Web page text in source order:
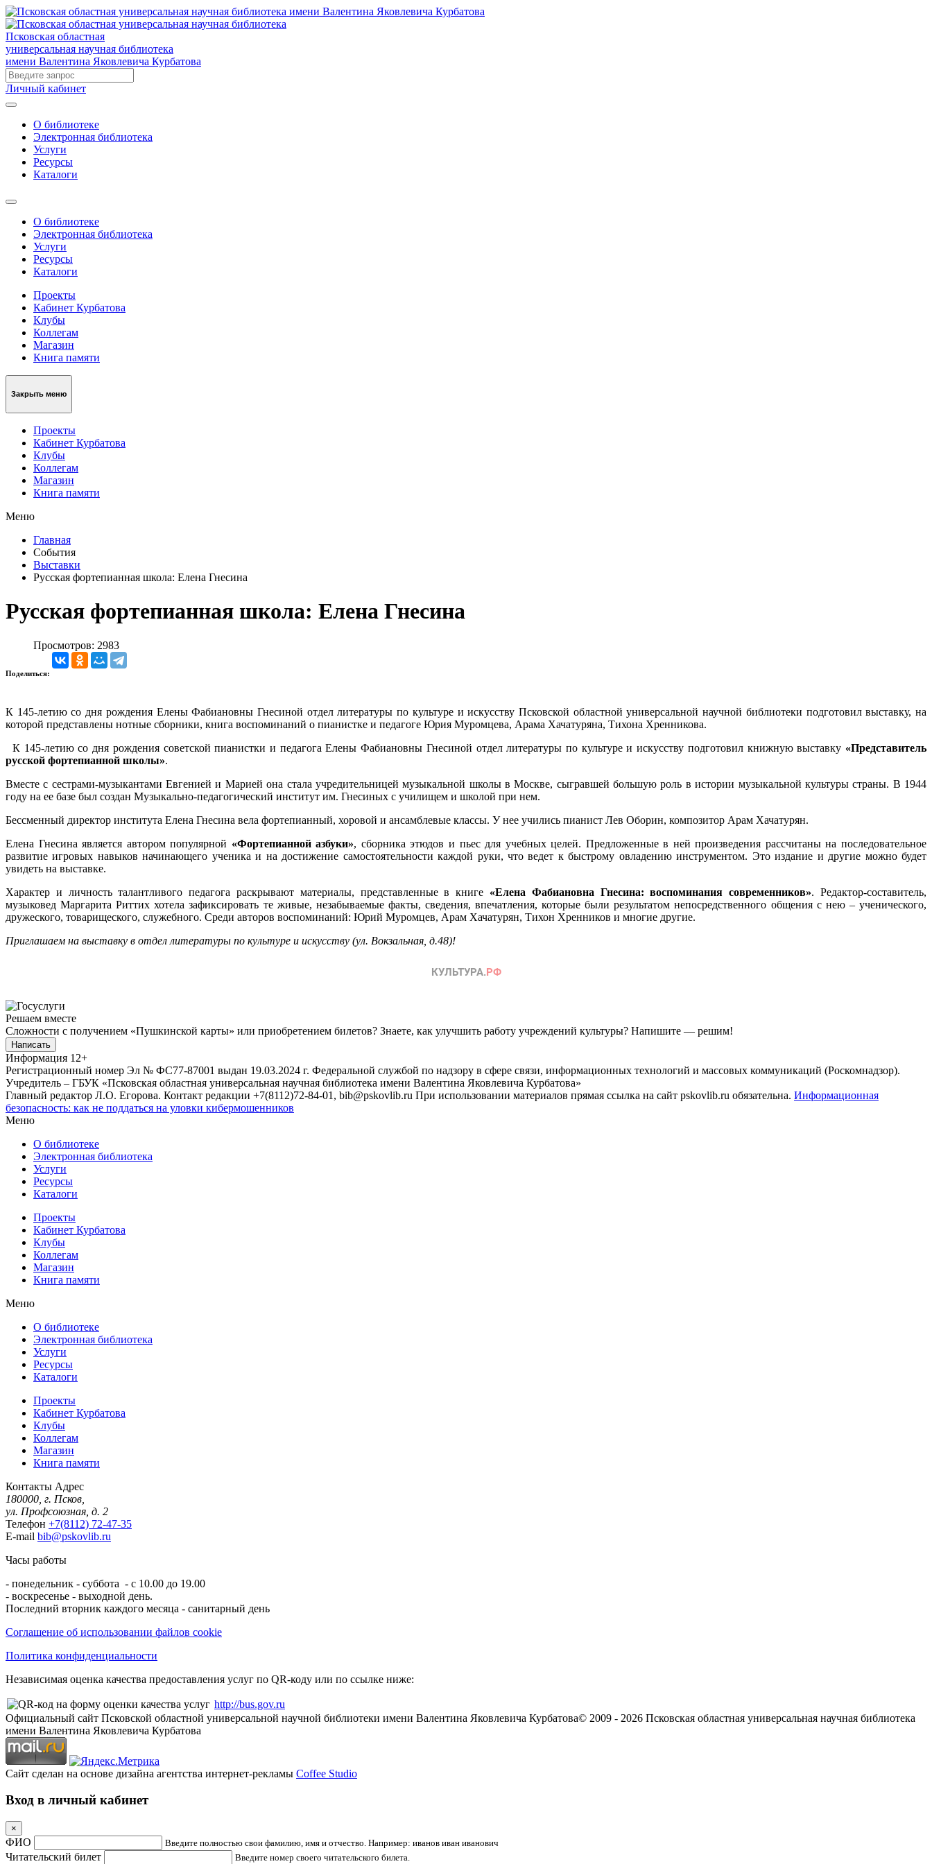
Псковская областная
универсальная научная библиотека
имени Валентина Яковлевича Курбатова
Личный кабинет
О библиотеке
Электронная библиотека
Услуги
Ресурсы
Каталоги
О библиотеке
Электронная библиотека
Услуги
Ресурсы
Каталоги
Проекты
Кабинет Курбатова
Клубы
Коллегам
Магазин
Книга памяти
Закрыть меню
Проекты
Кабинет Курбатова
Клубы
Коллегам
Магазин
Книга памяти
Меню
Главная
События
Выставки
Русская фортепианная школа: Елена Гнесина
Русская фортепианная школа: Елена Гнесина
Просмотров: 2983
Поделиться:
К 145-летию со дня рождения Елены Фабиановны Гнесиной отдел литературы по культуре и искусству Псковской областной универсальной научной библиотеки подготовил выставку, на
которой представлены нотные сборники, книга воспоминаний о пианистке и педагоге Юрия Муромцева, Арама Хачатуряна, Тихона Хренникова.
К 145-летию со дня рождения советской пианистки и педагога Елены Фабиановны Гнесиной отдел литературы по культуре и искусству подготовил книжную выставку «Представитель
русской фортепианной школы».
Вместе с сестрами-музыкантами Евгенией и Марией она стала учредительницей музыкальной школы в Москве, сыгравшей большую роль в истории музыкальной культуры страны. В 1944
году на ее базе был создан Музыкально-педагогический институт им. Гнесиных с училищем и школой при нем.
Бессменный директор института Елена Гнесина вела фортепианный, хоровой и ансамблевые классы. У нее учились пианист Лев Оборин, композитор Арам Хачатурян.
Елена Гнесина является автором популярной «Фортепианной азбуки», сборника этюдов и пьес для учебных целей. Предложенные в ней произведения рассчитаны на последовательное
развитие игровых навыков начинающего ученика и на достижение самостоятельности каждой руки, что ведет к быстрому овладению инструментом. Это издание и другие можно будет
увидеть на выставке.
Характер и личность талантливого педагога раскрывают материалы, представленные в книге «Елена Фабиановна Гнесина: воспоминания современников». Редактор-составитель,
музыковед Маргарита Риттих хотела зафиксировать те живые, незабываемые факты, сведения, впечатления, которые были результатом непосредственного общения с нею ‒ ученического,
дружеского, товарищеского, служебного. Среди авторов воспоминаний: Юрий Муромцев, Арам Хачатурян, Тихон Хренников и многие другие.
Приглашаем на выставку в отдел литературы по культуре и искусству (ул. Вокзальная, д.48)!
Решаем вместе
Сложности с получением «Пушкинской карты» или приобретением билетов? Знаете, как улучшить работу учреждений культуры? Напишите — решим!
Написать
Информация 12+
Регистрационный номер Эл № ФС77-87001 выдан 19.03.2024 г. Федеральной службой по надзору в сфере связи, информационных технологий и массовых коммуникаций (Роскомнадзор).
Учредитель – ГБУК «Псковская областная универсальная научная библиотека имени Валентина Яковлевича Курбатова»
Главный редактор Л.О. Егорова. Контакт редакции +7(8112)72-84-01, bib@pskovlib.ru При использовании материалов прямая ссылка на сайт pskovlib.ru обязательна. Информационная
безопасность: как не поддаться на уловки кибермошенников
Меню
О библиотеке
Электронная библиотека
Услуги
Ресурсы
Каталоги
Проекты
Кабинет Курбатова
Клубы
Коллегам
Магазин
Книга памяти
Меню
О библиотеке
Электронная библиотека
Услуги
Ресурсы
Каталоги
Проекты
Кабинет Курбатова
Клубы
Коллегам
Магазин
Книга памяти
Контакты Адрес
180000, г. Псков,
ул. Профсоюзная, д. 2
Телефон +7(8112) 72-47-35
E-mail bib@pskovlib.ru
Часы работы
- понедельник - суббота - с 10.00 до 19.00
- воскресенье - выходной день.
Последний вторник каждого месяца - санитарный день
Соглашение об использовании файлов cookie
Политика конфиденциальности
Независимая оценка качества предоставления услуг по QR-коду или по ссылке ниже:
http://bus.gov.ru
Официальный сайт Псковской областной универсальной научной библиотеки имени Валентина Яковлевича Курбатова© 2009 - 2026 Псковская областная универсальная научная библиотека
имени Валентина Яковлевича Курбатова
Сайт сделан на основе дизайна агентства интернет-рекламы Coffee Studio
Вход в личный кабинет
×
ФИО Введите полностью свои фамилию, имя и отчество. Например: иванов иван иванович
Читательский билет Введите номер своего читательского билета.